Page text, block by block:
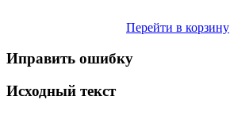
Перейти в корзину
Иправить ошибку
Исходный текст